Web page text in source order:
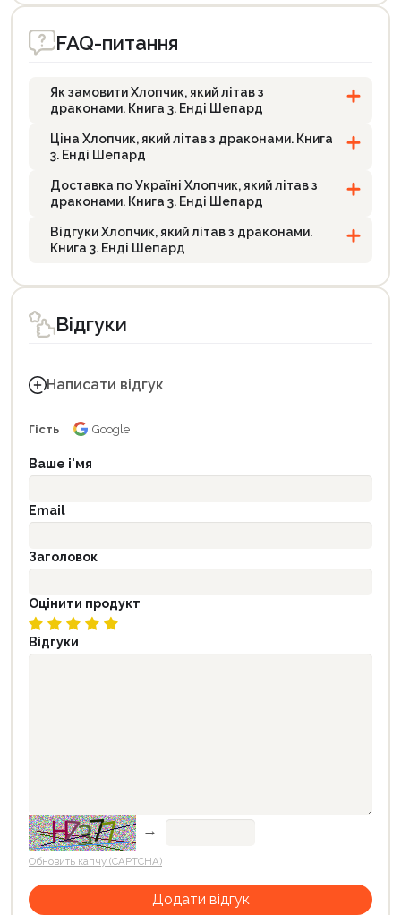
FAQ-питання
Як замовити Хлопчик, який літав з
драконами. Книга 3. Енді Шепард
Ціна Хлопчик, який літав з драконами. Книга
3. Енді Шепард
Доставка по Україні Хлопчик, який літав з
драконами. Книга 3. Енді Шепард
Відгуки Хлопчик, який літав з драконами.
Книга 3. Енді Шепард
Відгуки
Написати відгук
Гість Google
Ваше і'мя
Email
Заголовок
Оцінити продукт
Відгуки
→
Обновить капчу (CAPTCHA)